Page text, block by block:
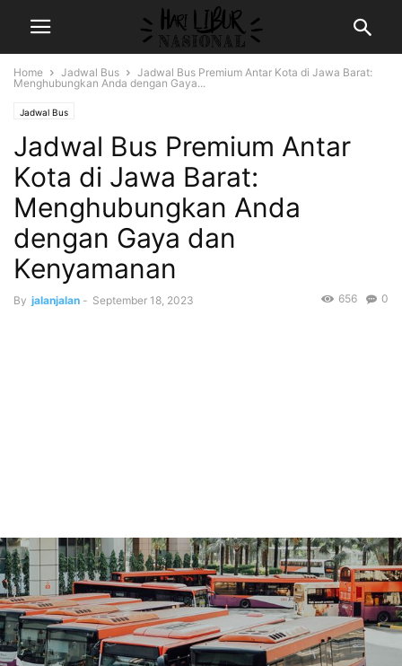
Home Jadwal Bus
Jadwal Bus Premium Antar Kota di Jawa Barat:
Menghubungkan Anda dengan Gaya...
Jadwal Bus
Jadwal Bus Premium Antar
Kota di Jawa Barat:
Menghubungkan Anda
dengan Gaya dan
Kenyamanan
By jalanjalan - September 18, 2023 0
656